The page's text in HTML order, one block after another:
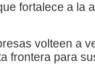
fortalece a la
volteen a
frontera para